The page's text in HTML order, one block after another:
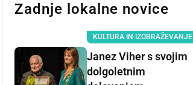
Zadnje lokalne novice
KULTURA IN IZOBRAŽEVANJE
Janez Viher s svojim
dolgoletnim